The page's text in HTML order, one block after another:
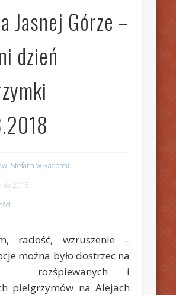
Jasnej Górze –
dzień
Stefana w Radomiu
2018
radość, wzruszenie –
można było dostrzec na
rozśpiewanych i
pielgrzymów na Alejach